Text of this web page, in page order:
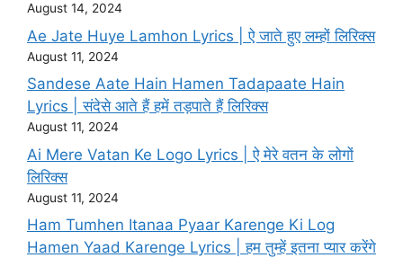
August 14, 2024
Ae Jate Huye Lamhon Lyrics | ऐ जाते हुए लम्हों लिरिक्स
August 11, 2024
Sandese Aate Hain Hamen Tadapaate Hain
Lyrics | संदेसे आते हैं हमें तड़पाते हैं लिरिक्स
August 11, 2024
Ai Mere Vatan Ke Logo Lyrics | ऐ मेरे वतन के लोगों
लिरिक्स
August 11, 2024
Ham Tumhen Itanaa Pyaar Karenge Ki Log
Hamen Yaad Karenge Lyrics | हम तुम्हें इतना प्यार करेंगे